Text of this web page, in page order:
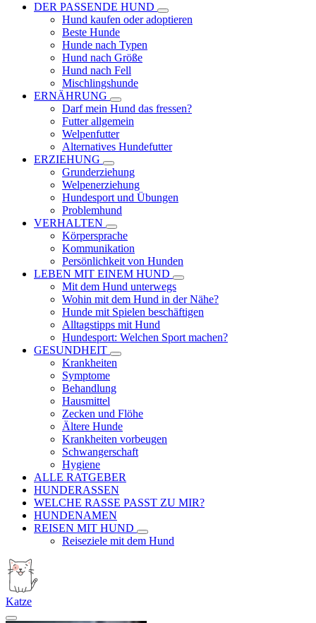
DER PASSENDE HUND
Hund kaufen oder adoptieren
Beste Hunde
Hunde nach Typen
Hund nach Größe
Hund nach Fell
Mischlingshunde
ERNÄHRUNG
Darf mein Hund das fressen?
Futter allgemein
Welpenfutter
Alternatives Hundefutter
ERZIEHUNG
Grunderziehung
Welpenerziehung
Hundesport und Übungen
Problemhund
VERHALTEN
Körpersprache
Kommunikation
Persönlichkeit von Hunden
LEBEN MIT EINEM HUND
Mit dem Hund unterwegs
Wohin mit dem Hund in der Nähe?
Hunde mit Spielen beschäftigen
Alltagstipps mit Hund
Hundesport: Welchen Sport machen?
GESUNDHEIT
Krankheiten
Symptome
Behandlung
Hausmittel
Zecken und Flöhe
Ältere Hunde
Krankheiten vorbeugen
Schwangerschaft
Hygiene
ALLE RATGEBER
HUNDERASSEN
WELCHE RASSE PASST ZU MIR?
HUNDENAMEN
REISEN MIT HUND
Reiseziele mit dem Hund
Katze